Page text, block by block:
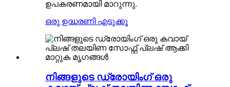
ഉപകരണമായി മാറുന്നു.
ഒരു ഉദ്ധരണി എടുക്കൂ
നിങ്ങളുടെ ഡ്രോയിംഗ് ഒരു